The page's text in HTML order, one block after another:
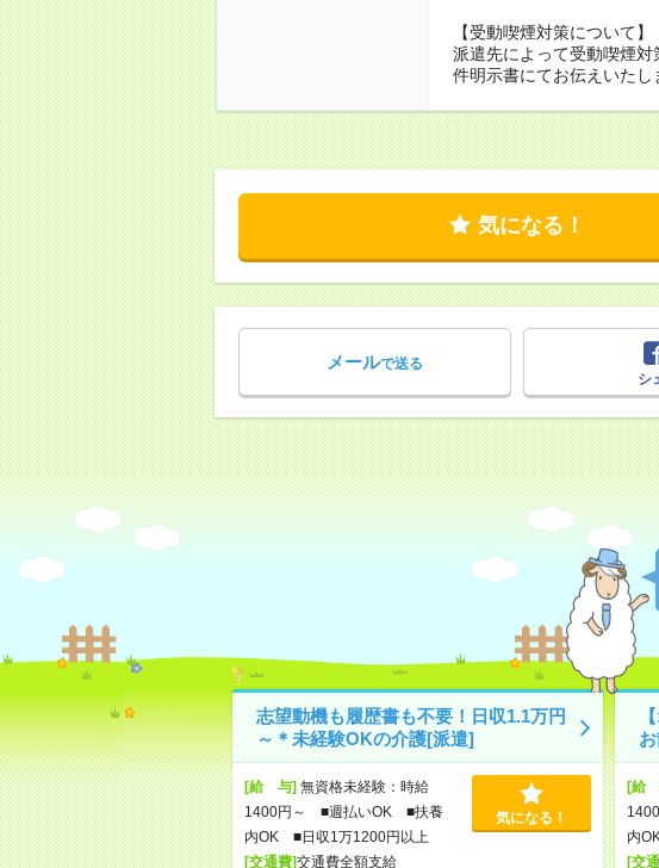
【受動喫煙対策について】
派遣先によって受動喫煙
件明示書にてお伝えいたし
気になる！
メールで送る
シ
志望動機も履歴書も不要！日収1.1万円
～＊未経験OKの介護[派遣]
[給 与]無資格未経験：時給
1400円～ ■週払いOK ■扶養
内OK ■日収1万1200円以上
[交通費]交通費全額支給
気になる！
[給
内
[交